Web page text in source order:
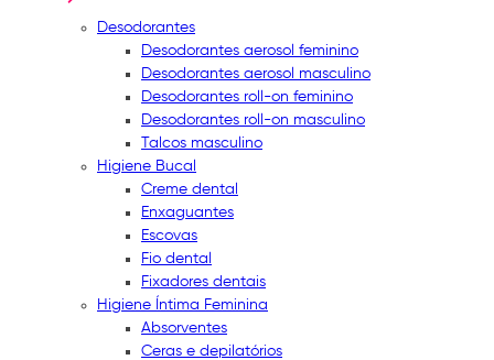
Desodorantes
Desodorantes aerosol feminino
Desodorantes aerosol masculino
Desodorantes roll-on feminino
Desodorantes roll-on masculino
Talcos masculino
Higiene Bucal
Creme dental
Enxaguantes
Escovas
Fio dental
Fixadores dentais
Higiene Íntima Feminina
Absorventes
Ceras e depilatórios